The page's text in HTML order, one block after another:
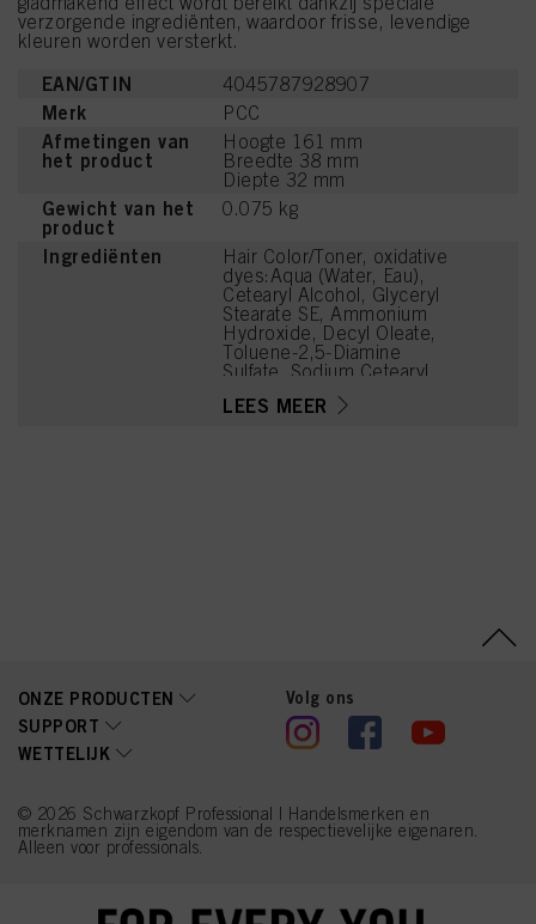
verzorgende ingrediënten, waardoor frisse, levendige
kleuren worden versterkt.
EAN/GTIN 4045787928907
Merk PCC
Afmetingen van
het product
Hoogte 161 mm
Breedte 38 mm
Diepte 32 mm
Gewicht van het
product
0.075 kg
Ingrediënten
Hair Color/Toner, oxidative
dyes:Aqua (Water, Eau),
Cetearyl Alcohol, Glyceryl
Stearate SE, Ammonium
Hydroxide, Decyl Oleate,
Toluene-2,5-Diamine
Sulfate, Sodium Cetearyl
EDTA, Parfum (Fragrance),
Phosphate, Sodium
Chloride, Propylene
LEES MEER
ONZE PRODUCTEN
SUPPORT
WETTELIJK
Volg ons
© 2026 Schwarzkopf Professional | Handelsmerken en
merknamen zijn eigendom van de respectievelijke eigenaren.
Alleen voor professionals.